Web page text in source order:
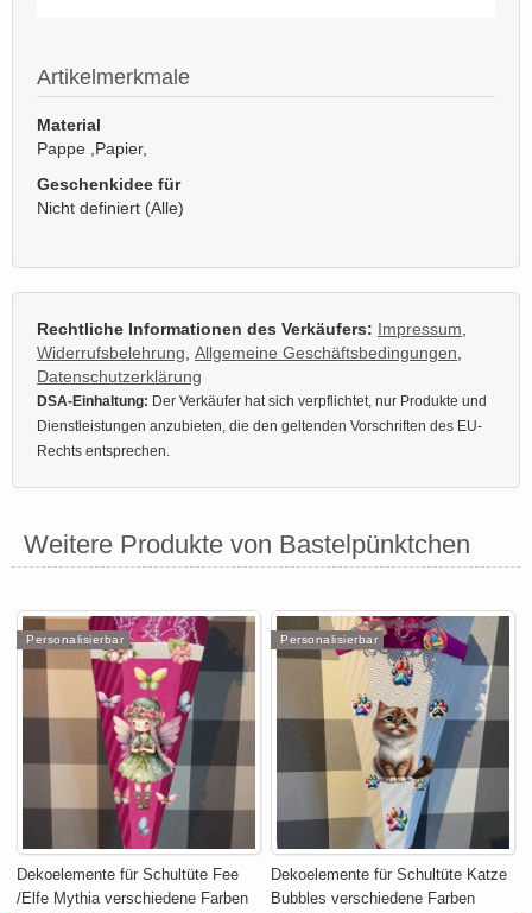
Artikelmerkmale
Material
Pappe ,Papier,
Geschenkidee für
Nicht definiert (Alle)
Rechtliche Informationen des Verkäufers: Impressum,
Widerrufsbelehrung, Allgemeine Geschäftsbedingungen,
Datenschutzerklärung
DSA-Einhaltung: Der Verkäufer hat sich verpflichtet, nur Produkte und
Dienstleistungen anzubieten, die den geltenden Vorschriften des EU-
Rechts entsprechen.
Weitere Produkte von Bastelpünktchen
Personalisierbar
Dekoelemente für Schultüte Fee
/Elfe Mythia verschiedene Farben
Personalisierbar
Dekoelemente für Schultüte Katze
Bubbles verschiedene Farben